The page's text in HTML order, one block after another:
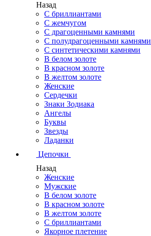
Назад
С бриллиантами
С жемчугом
С драгоценными камнями
С полудрагоценными камнями
С синтетическими камнями
В белом золоте
В красном золоте
В желтом золоте
Женские
Сердечки
Знаки Зодиака
Ангелы
Буквы
Звезды
Ладанки
Цепочки
Назад
Женские
Мужские
В белом золоте
В красном золоте
В желтом золоте
С бриллиантами
Якорное плетение